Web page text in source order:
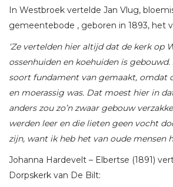
In Westbroek vertelde Jan Vlug,
gemeentebode , geboren in 1893, het
‘Ze vertelden hier altijd dat de kerk op
ossenhuiden en koehuiden is gebouwd.
soort fundament van gemaakt, omdat
en moerassig was. Dat moest hier in
anders zou zo’n zwaar gebouw
werden leer en die lieten geen vocht
zijn, want ik heb het van oude mensen
Johanna Hardevelt – Elbertse (1891)
Dorpskerk van De Bilt: